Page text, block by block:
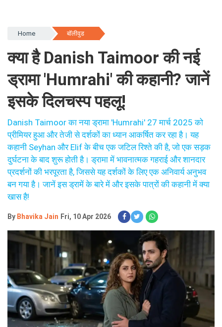
Home बॉलीवुड
क्या है Danish Taimoor की नई
ड्रामा 'Humrahi' की कहानी? जानें
इसके दिलचस्प पहलू!
Danish Taimoor का नया ड्रामा 'Humrahi' 27 मार्च 2025 को
प्रीमियर हुआ और तेजी से दर्शकों का ध्यान आकर्षित कर रहा है। यह
कहानी Seyhan और Elif के बीच एक जटिल रिश्ते की है, जो एक सड़क
दुर्घटना के बाद शुरू होती है। ड्रामा में भावनात्मक गहराई और शानदार
प्रदर्शनों की भरपूरता है, जिससे यह दर्शकों के लिए एक अनिवार्य अनुभव
बन गया है। जानें इस ड्रामें के बारे में और इसके पात्रों की कहानी में क्या
खास है!
By Bhavika Jain Fri, 10 Apr 2026